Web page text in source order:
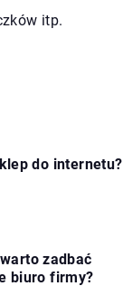
itp.
do internetu?
zadbać
biuro firmy?